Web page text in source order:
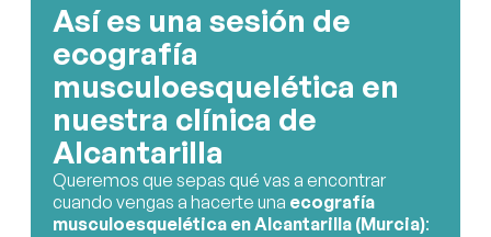
Así es una sesión de
ecografía
musculoesquelética en
nuestra clínica de
Alcantarilla
Queremos que sepas qué vas a encontrar
cuando vengas a hacerte una ecografía
musculoesquelética en Alcantarilla (Murcia):